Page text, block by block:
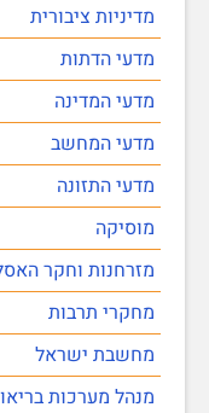
מדיניות ציבורית
מדעי הדתות
מדעי המדינה
מדעי המחשב
מדעי התזונה
מוסיקה
מזרחנות וחקר
מחקרי תרבות
מחשבת ישראל
מנהל מערכות